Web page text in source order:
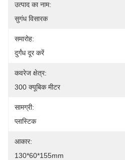
उत्पाद का नाम:
सुगंध विसारक
समारोह:
दुर्गंध दूर करें
कवरेज क्षेत्र:
300 क्यूबिक मीटर
सामग्री:
प्लास्टिक
आकार:
130*60*155mm